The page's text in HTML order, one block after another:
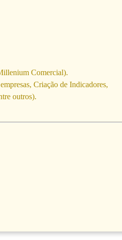
Comercial).
Criação de Indicadores,
outros).